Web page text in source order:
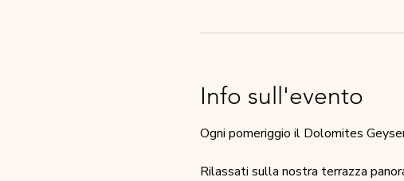
Info sull'evento
Ogni pomeriggio il Dolomites
Rilassati sulla nostra terrazza